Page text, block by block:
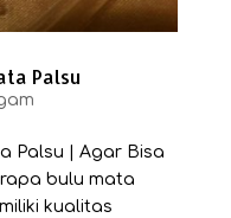
Palsu
Palsu | Agar Bisa
bulu mata
kualitas